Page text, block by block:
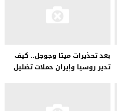
بعد تحذيرات ميتا وجوجل.. كيف
تدير روسيا وإيران حملات تضليل